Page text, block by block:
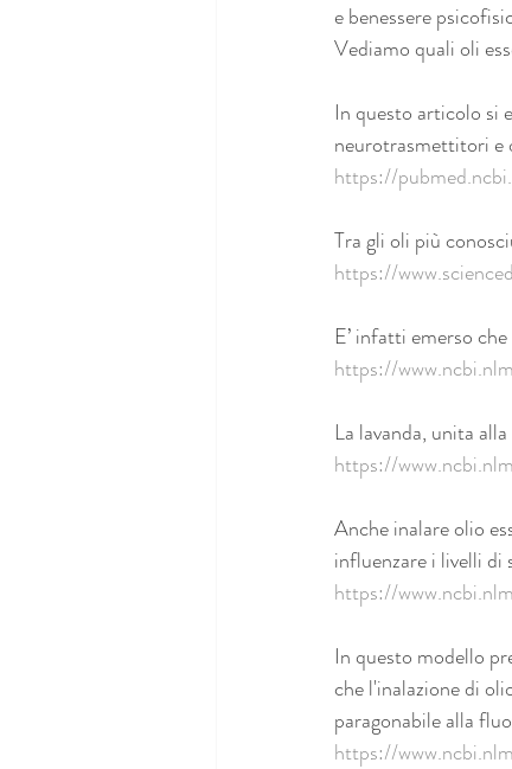
e benessere
Vediamo quali oli
In questo articolo si
neurotrasmettitori e
https://
Tra gli oli più
https://
E’ infatti emerso
https://
La lavanda, unita
https://
Anche inalare olio
influenzare i livelli di
https://
In questo modello
che l'inalazione di
paragonabile alla
https://